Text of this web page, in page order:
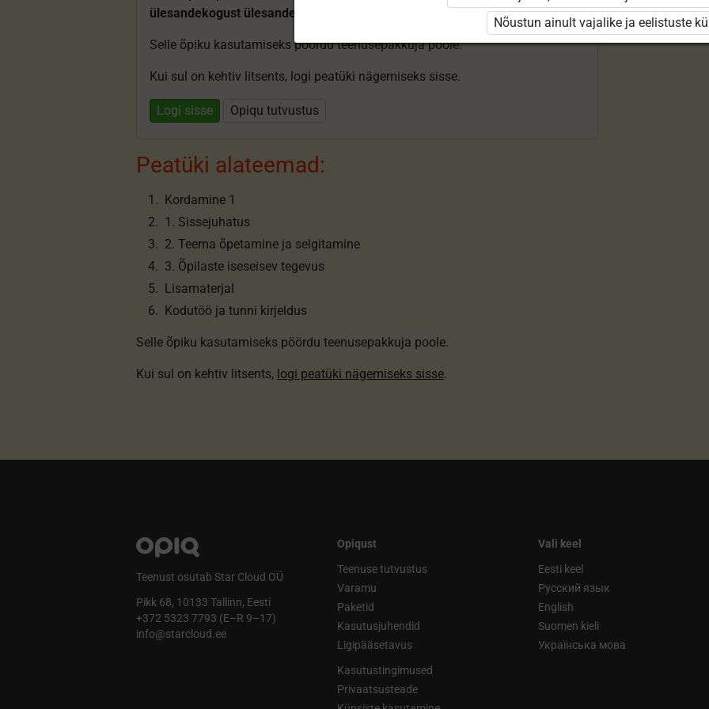
ülesandekogust ülesandeid.
Selle õpiku kasutamiseks pöördu teenusepakkuja poole.
Kui sul on kehtiv litsents, logi peatüki nägemiseks sisse.
Logi sisse Opiqu tutvustus
Peatüki alateemad:
Kordamine 1
1. Sissejuhatus
2. Teema õpetamine ja selgitamine
3. Õpilaste iseseisev tegevus
Lisamaterjal
Kodutöö ja tunni kirjeldus
Selle õpiku kasutamiseks pöördu teenusepakkuja poole.
Kui sul on kehtiv litsents, logi peatüki nägemiseks sisse.
Teenust osutab Star Cloud OÜ
Pikk 68, 10133 Tallinn, Eesti
+372 5323 7793 (E–R 9–17)
info@starcloud.ee
Opiqust
Teenuse tutvustus
Varamu
Paketid
Kasutusjuhendid
Ligipääsetavus
Kasutustingimused
Privaatsusteade
Vali keel
Eesti keel
Русский язык
English
Suomen kieli
Українська мова
Nõustun ainult vajalike ja eelistuste